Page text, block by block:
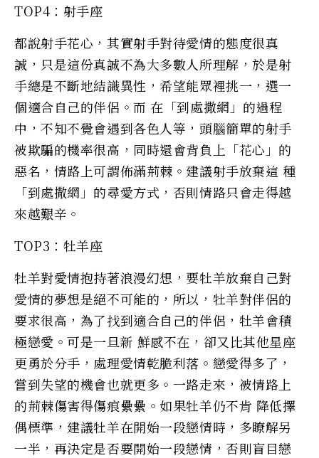
TOP4：射手座
都說射手花心，其實射手對待愛情的態度很真
誠，只是這份真誠不為大多數人所理解，於是射
手總是不斷地結識異性，希望能眾裡挑一，選一
個適合自己的伴侶。而 在「到處撒網」的過程
中，不知不覺會遇到各色人等，頭腦簡單的射手
被欺騙的機率很高，同時還會背負上「花心」的
惡名，情路上可謂佈滿荊棘。建議射手放棄這 種
「到處撒網」的尋愛方式，否則情路只會走得越
來越艱辛。
TOP3：牡羊座
牡羊對愛情抱持著浪漫幻想，要牡羊放棄自己對
愛情的夢想是絕不可能的，所以，牡羊對伴侶的
要求很高，為了找到適合自己的伴侶，牡羊會積
極戀愛。可是一旦新 鮮感不在，卻又比其他星座
更勇於分手，處理愛情乾脆利落。戀愛得多了，
嘗到失望的機會也就更多。一路走來，被情路上
的荊棘傷害得傷痕纍纍。如果牡羊仍不肯 降低擇
偶標準，建議牡羊在開始一段戀情時，多瞭解另
一半，再決定是否要開始一段戀情，否則盲目戀